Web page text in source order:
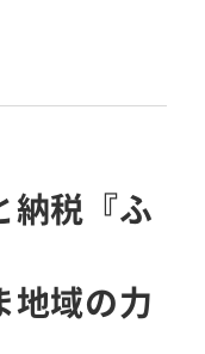
納税『ふ
地域の力